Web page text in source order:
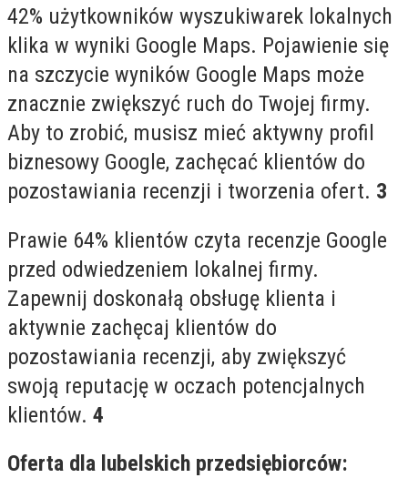
42% użytkowników wyszukiwarek lokalnych
klika w wyniki Google Maps. Pojawienie się
na szczycie wyników Google Maps może
znacznie zwiększyć ruch do Twojej firmy.
Aby to zrobić, musisz mieć aktywny profil
biznesowy Google, zachęcać klientów do
pozostawiania recenzji i tworzenia ofert. 3
Prawie 64% klientów czyta recenzje Google
przed odwiedzeniem lokalnej firmy.
Zapewnij doskonałą obsługę klienta i
aktywnie zachęcaj klientów do
pozostawiania recenzji, aby zwiększyć
swoją reputację w oczach potencjalnych
klientów. 4
Oferta dla lubelskich przedsiębiorców: